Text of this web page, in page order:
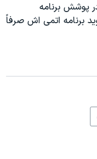
پوشش برنامه
برنامه اتمی اش صرفاً